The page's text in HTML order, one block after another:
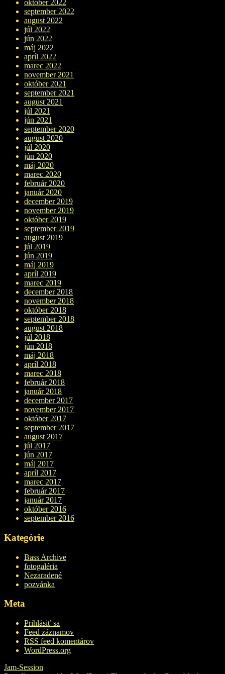
október 2022
september 2022
august 2022
júl 2022
jún 2022
máj 2022
apríl 2022
marec 2022
november 2021
október 2021
september 2021
august 2021
júl 2021
jún 2021
september 2020
august 2020
júl 2020
jún 2020
máj 2020
marec 2020
február 2020
január 2020
december 2019
november 2019
október 2019
september 2019
august 2019
júl 2019
jún 2019
máj 2019
apríl 2019
marec 2019
december 2018
november 2018
október 2018
september 2018
august 2018
júl 2018
jún 2018
máj 2018
apríl 2018
marec 2018
február 2018
január 2018
december 2017
november 2017
október 2017
september 2017
august 2017
júl 2017
jún 2017
máj 2017
apríl 2017
marec 2017
február 2017
január 2017
október 2016
september 2016
Kategórie
Bass Archive
fotogaléria
Nezaradené
pozvánka
Meta
Prihlásiť sa
Feed záznamov
RSS feed komentárov
WordPress.org
Jam-Session